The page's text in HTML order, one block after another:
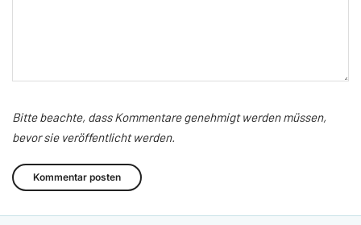
Bitte beachte, dass Kommentare genehmigt werden müssen,
bevor sie veröffentlicht werden.